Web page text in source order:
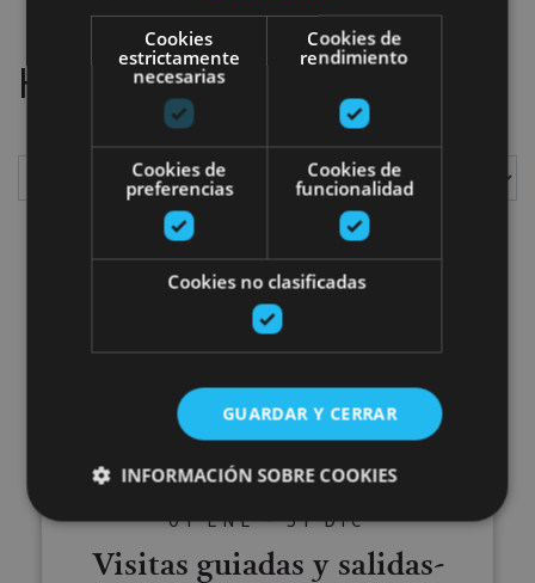
Hemos localizado1planes
Visitas guiadas y salidas-
01 ENE - 31 DIC
Visitas guiadas y salidas-
Cookies
estrictamente
necesarias
Cookies de
rendimiento
Cookies de
preferencias
Cookies de
funcionalidad
Cookies no clasificadas
GUARDAR Y CERRAR
INFORMACIÓN SOBRE COOKIES
Cookies estrictamente necesarias